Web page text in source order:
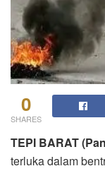
0
SHARES
TEPI BARAT
terluka dalam